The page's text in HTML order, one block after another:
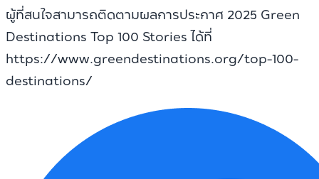
ผู้ที่สนใจสามารถติดตามผลการประกาศ 2025 Green
Destinations Top 100 Stories ได้ที่
https://www.greendestinations.org/top-100-
destinations/